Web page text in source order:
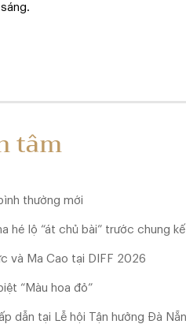
tâm
thường mới
hé lộ “át chủ bài” trước chung
và Ma Cao tại DIFF 2026
“Màu hoa đỏ”
dẫn tại Lễ hội Tận hưởng Đà